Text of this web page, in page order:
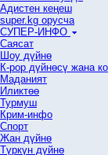
Адистен кеңеш
super.kg орусча
СУПЕР-ИНФО
Саясат
Шоу дүйнө
К-рор дүйнөсү жана
Маданият
Иликтөө
Турмуш
Крим-инфо
Спорт
Жан дүйнө
Түркүн дүйнө